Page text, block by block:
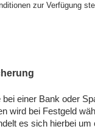
zur Verfügung
einer Bank oder
wird bei Festgeld
es sich hierbei